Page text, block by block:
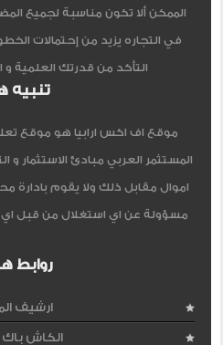
الممكن ألا تكون مناسبة لجميع
في التجاره يزيد من إحتمالات
التأكد من قدرتك العلمية
تنبيه
موقع اف اكس ارابيا هو موقع
المستثمر العربي مبادئ الاستثمار و
اموال مقابل ذلك ولا يقوم بادارة
مسؤولة عن اي استغلال من قبل
روابط
ارشيف
الكاش